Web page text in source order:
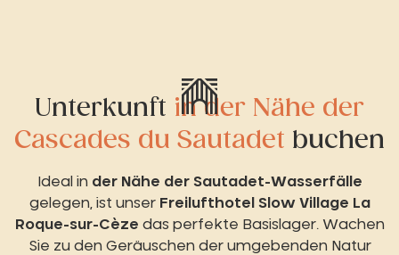
Unterkunft in der Nähe der
Cascades du Sautadet buchen
Ideal in der Nähe der Sautadet-Wasserfälle
gelegen, ist unser Freilufthotel Slow Village La
Roque-sur-Cèze das perfekte Basislager. Wachen
Sie zu den Geräuschen der umgebenden Natur